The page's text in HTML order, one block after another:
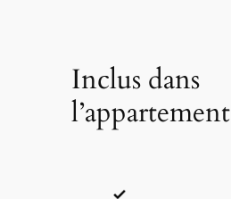
Inclus dans
l’appartement